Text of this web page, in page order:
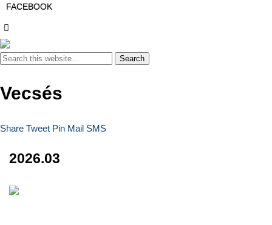
FACEBOOK
Vecsés
Share Tweet Pin Mail SMS
2026.03